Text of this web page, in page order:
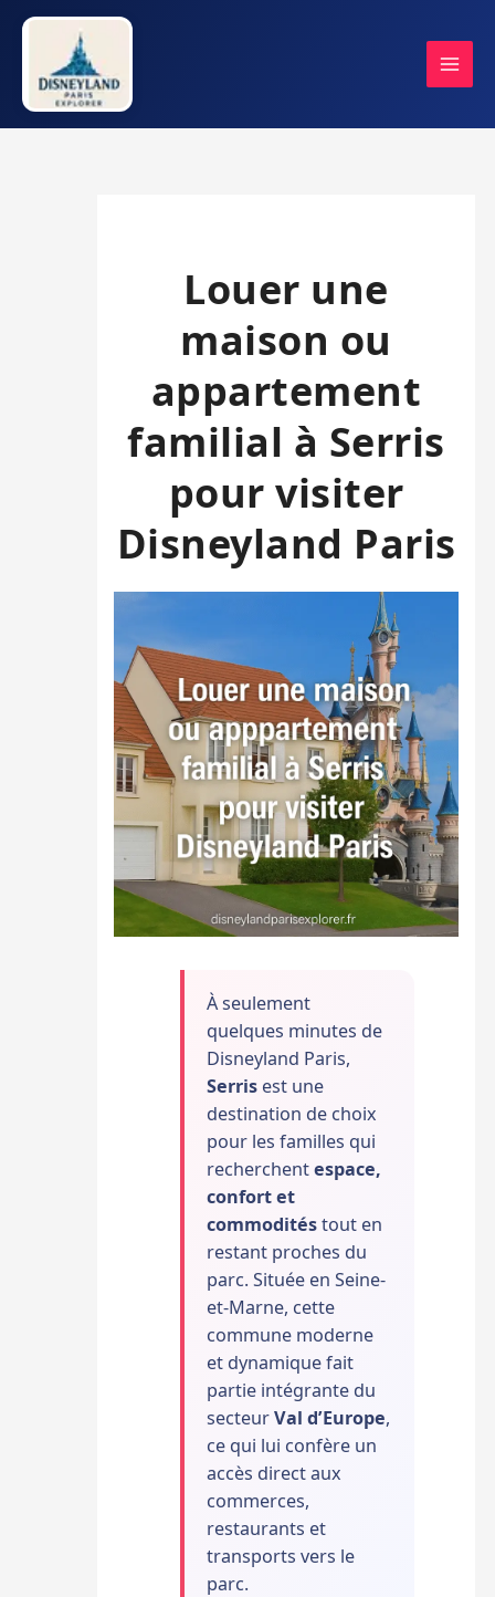
Aller
contenu
Louer une
maison ou
appartement
familial à Serris
pour visiter
Disneyland Paris
À seulement
quelques minutes de
Disneyland Paris,
Serris est une
destination de choix
pour les familles qui
recherchentespace,
confort et
commoditéstout en
restant proches du
parc. Située en Seine-
et-Marne, cette
commune moderne
et dynamique fait
partie intégrante du
secteurVal d’Europe,
ce qui lui confère un
accès direct aux
commerces,
restaurants et
transports vers le
parc.